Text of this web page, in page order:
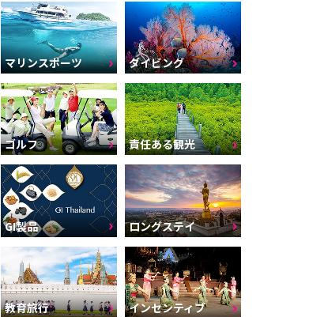
マリンスポーツ ダイビング
ゴルフ 責任ある観光
GI製品 ロングステイ
教育旅行 インセンティブ